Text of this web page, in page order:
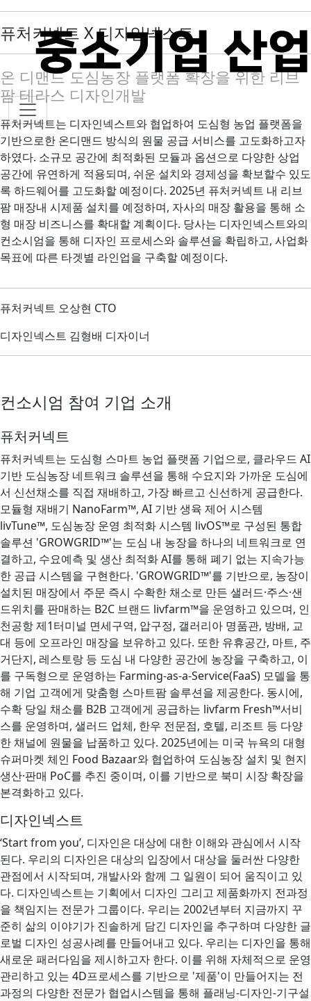
퓨처커넥트 X 디자인넥스트
온 디맨드 도심농장 플랫폼 확장을 위한 리브
팜 테라스 디자인개발
퓨처커넥트는 디자인넥스트와 협업하여 도심형 농업 플랫폼을
기반으로한 온디맨드 방식의 원물 공급 서비스를 고도화하고자
하였다. 소규모 공간에 최적화된 모듈과 옵션으로 다양한 상업
공간에 유연하게 적용되며, 쉬운 설치와 경제성을 확보할수 있도
록 하드웨어를 고도화할 예정이다. 2025년 퓨처커넥트 내 리브
팜 매장내 시제품 설치를 예정하며, 자사의 매장 활용을 통해 소
형 매장 비즈니스를 확대할 계획이다. 당사는 디자인넥스트와의
컨소시엄을 통해 디자인 프로세스와 솔루션을 확립하고, 사업화
목표에 따른 타겟별 라인업을 구축할 예정이다.
퓨처커넥트 오상현 CTO
디자인넥스트 김형배 디자이너
컨소시엄 참여 기업 소개
퓨처커넥트
퓨처커넥트는 도심형 스마트 농업 플랫폼 기업으로, 클라우드 AI
기반 도심농장 네트워크 솔루션을 통해 수요지와 가까운 도심에
서 신선채소를 직접 재배하고, 가장 빠르고 신선하게 공급한다.
모듈형 재배기 NanoFarm™, AI 기반 생육 제어 시스템
livTune™, 도심농장 운영 최적화 시스템 livOS™로 구성된 통합
솔루션 'GROWGRID™'는 도심 내 농장을 하나의 네트워크로 연
결하고, 수요예측 및 생산 최적화 AI를 통해 폐기 없는 지속가능
한 공급 시스템을 구현한다. 'GROWGRID™'를 기반으로, 농장이
설치된 매장에서 주문 즉시 수확한 채소로 만든 샐러드·주스·샌
드위치를 판매하는 B2C 브랜드 livfarm™을 운영하고 있으며, 인
천공항 제1터미널 면세구역, 압구정, 갤러리아 명품관, 방배, 교
대 등에 오프라인 매장을 보유하고 있다. 또한 유휴공간, 마트, 주
거단지, 레스토랑 등 도심 내 다양한 공간에 농장을 구축하고, 이
를 구독형으로 운영하는 Farming-as-a-Service(FaaS) 모델을 통
해 기업 고객에게 맞춤형 스마트팜 솔루션을 제공한다. 동시에,
수확 당일 채소를 B2B 고객에게 공급하는 livfarm Fresh™서비
스를 운영하며, 샐러드 업체, 한우 전문점, 호텔, 리조트 등 다양
한 채널에 원물을 납품하고 있다. 2025년에는 미국 뉴욕의 대형
슈퍼마켓 체인 Food Bazaar와 협업하여 도심농장 설치 및 현지
생산·판매 PoC를 추진 중이며, 이를 기반으로 북미 시장 확장을
본격화하고 있다.
디자인넥스트
‘Start from you’, 디자인은 대상에 대한 이해와 관심에서 시작
된다. 우리의 디자인은 대상의 입장에서 대상을 둘러싼 다양한
관점에서 시작되며, 개발사와 함께 그 일원이 되어 움직이고 있
다. 디자인넥스트는 기획에서 디자인 그리고 제품화까지 전과정
을 책임지는 전문가 그룹이다. 우리는 2002년부터 지금까지 꾸
준히 삶의 이야기가 진솔하게 담긴 디자인을 추구하며 다양한 글
로벌 디자인 성공사례를 만들어내고 있다. 우리는 디자인을 통해
새로운 패러다임을 제시하고자 한다. 이를 위해 자체적으로 운영
관리하고 있는 4D프로세스를 기반으로 '제품'이 만들어지는 전
과정의 다양한 전문가 협업시스템을 통해 플래닝-디자인-기구설